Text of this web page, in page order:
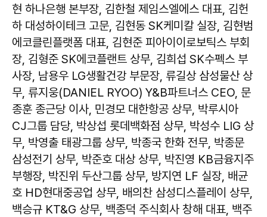
현 하나은행 본부장, 김한철 제임스엘에스 대표, 김헌
하 대성하이테크 고문, 김현동 SK케미칼 실장, 김현범
에코클린플랫폼 대표, 김현준 피아이이로보틱스 부회
장, 김형준 SK에코플랜트 상무, 김희섭 SK수펙스 부
사장, 남용우 LG생활건강 부문장, 류길상 삼성물산 상
무, 류지웅(DANIEL RYOO) Y&B파트너스 CEO, 문
종훈 종근당 이사, 민경모 대한항공 상무, 박루시아
CJ그룹 담당, 박상섭 롯데백화점 상무, 박성수 LIG 상
무, 박영출 태광그룹 상무, 박종국 한화 전무, 박종문
삼성전기 상무, 박준호 대상 상무, 박진영 KB금융지주
부행장, 박진위 두산그룹 상무, 방지연 LF 실장, 배균
호 HD현대중공업 상무, 배의찬 삼성디스플레이 상무,
백승규 KT&G 상무, 백종덕 주식회사 창해 대표, 백주